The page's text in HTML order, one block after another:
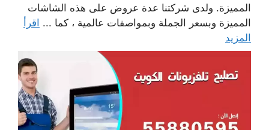
المميزة. ولدى شركتنا عدة عروض على هذه الشاشات
المميزة وبسعر الجملة وبمواصفات عالمية ، كما ... اقرأ
المزيد